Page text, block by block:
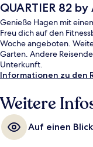
QUARTIER 82
Genieße Hagen mit
Freu dich auf den
Woche angeboten.
Garten. Andere
Unterkunft.
Informationen zu den
Weitere
Auf einen Blick